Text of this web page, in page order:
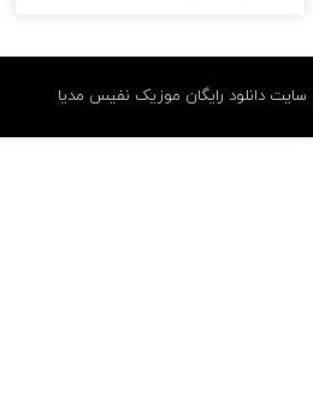
سایت دانلود رایگان موزیک نفیس مدیا